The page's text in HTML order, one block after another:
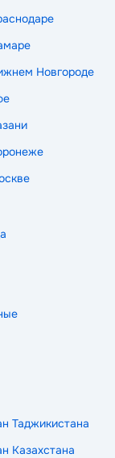
Новгороде
Таджикистана
Казахстана